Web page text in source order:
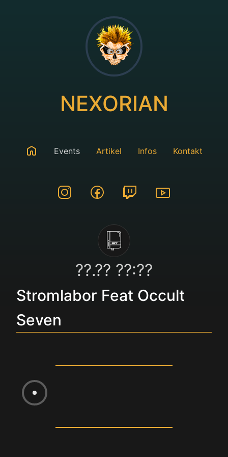
NEXORIAN
Events Artikel Infos Kontakt
??.?? ??:??
Stromlabor Feat Occult
Seven